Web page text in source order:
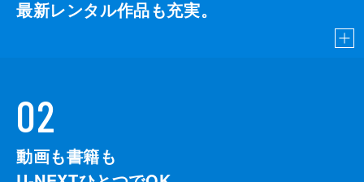
最新レンタル作品も充実。
02
動画も書籍も